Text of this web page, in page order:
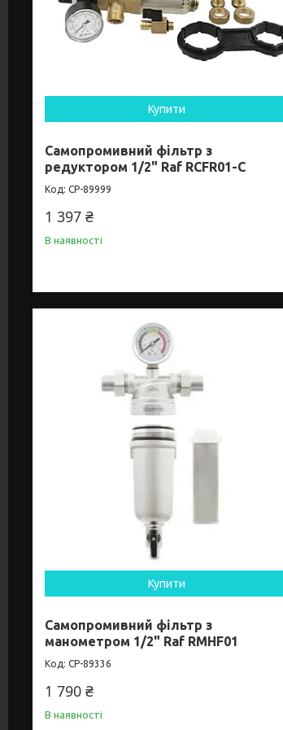
Купити
Самопромивний фільтр з
редуктором 1/2" Raf RCFR01-C
CP-89999
1 397 ₴
В наявності
Купити
Самопромивний фільтр з
манометром 1/2" Raf RMHF01
CP-89336
1 790 ₴
В наявності